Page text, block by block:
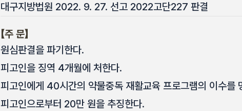
대구지방법원 2022. 9. 27. 선고 2022고단227 판결
【주 문】
원심판결을 파기한다.
피고인을 징역 4개월에 처한다.
피고인에게 40시간의 약물중독 재활교육 프로그램의 이수를
피고인으로부터 20만 원을 추징한다.